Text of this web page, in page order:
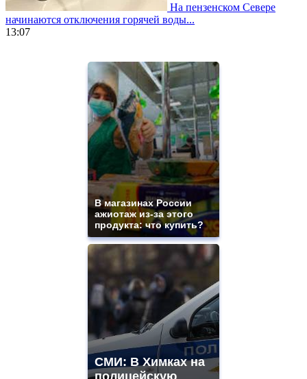
На пензенском Севере
начинаются отключения горячей воды...
13:07
https://gradewatches.to/
https://www.replicasrelojes.to/
В магазинах России
ажиотаж из-за этого
продукта: что купить?
СМИ: В Химках на
полицейскую